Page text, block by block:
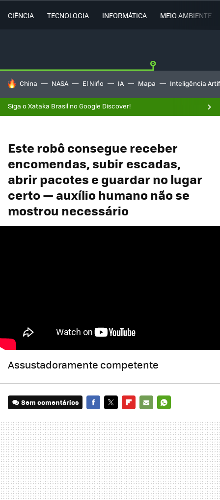
CIÊNCIA TECNOLOGIA INFORMÁTICA MEIO AMBIENTE
TENDÊNCIAS DO DIA
China NASA El Niño IA Mapa Inteligência
Siga o Xataka Brasil no Google Discover!
Este robô consegue receber
encomendas, subir escadas,
abrir pacotes e guardar no lugar
certo — auxílio humano não se
mostrou necessário
Assustadoramente competente
Sem comentários
MAIL